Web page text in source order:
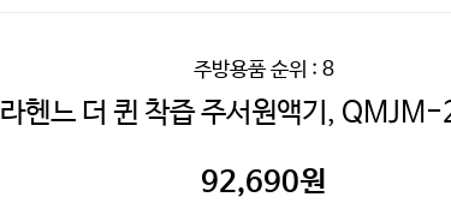
주방용품순위 : 8
라헨느 더 퀸 착즙 주서원액기,
92,690원